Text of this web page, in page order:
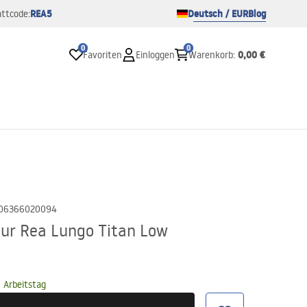
REA5 Deutsch / EURBlog
0
Favoriten Einloggen
0
Warenkorb: 0,00 €
Rea Lungo Titan Low
Arbeitstag